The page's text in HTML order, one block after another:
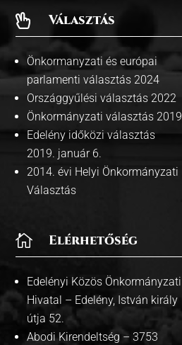
 Választás
Önkormanyzati és európai
parlamenti választás 2024
Országgyűlési választás 2022
Önkormányzati választás 2019
Edelény időközi választás
2019. január 6.
2014. évi Helyi Önkormányzati
Választás
 Elérhetőség
Edelényi Közös Önkormányzati
Hivatal – Edelény, István király
útja 52.
Abodi Kirendeltség – 3753